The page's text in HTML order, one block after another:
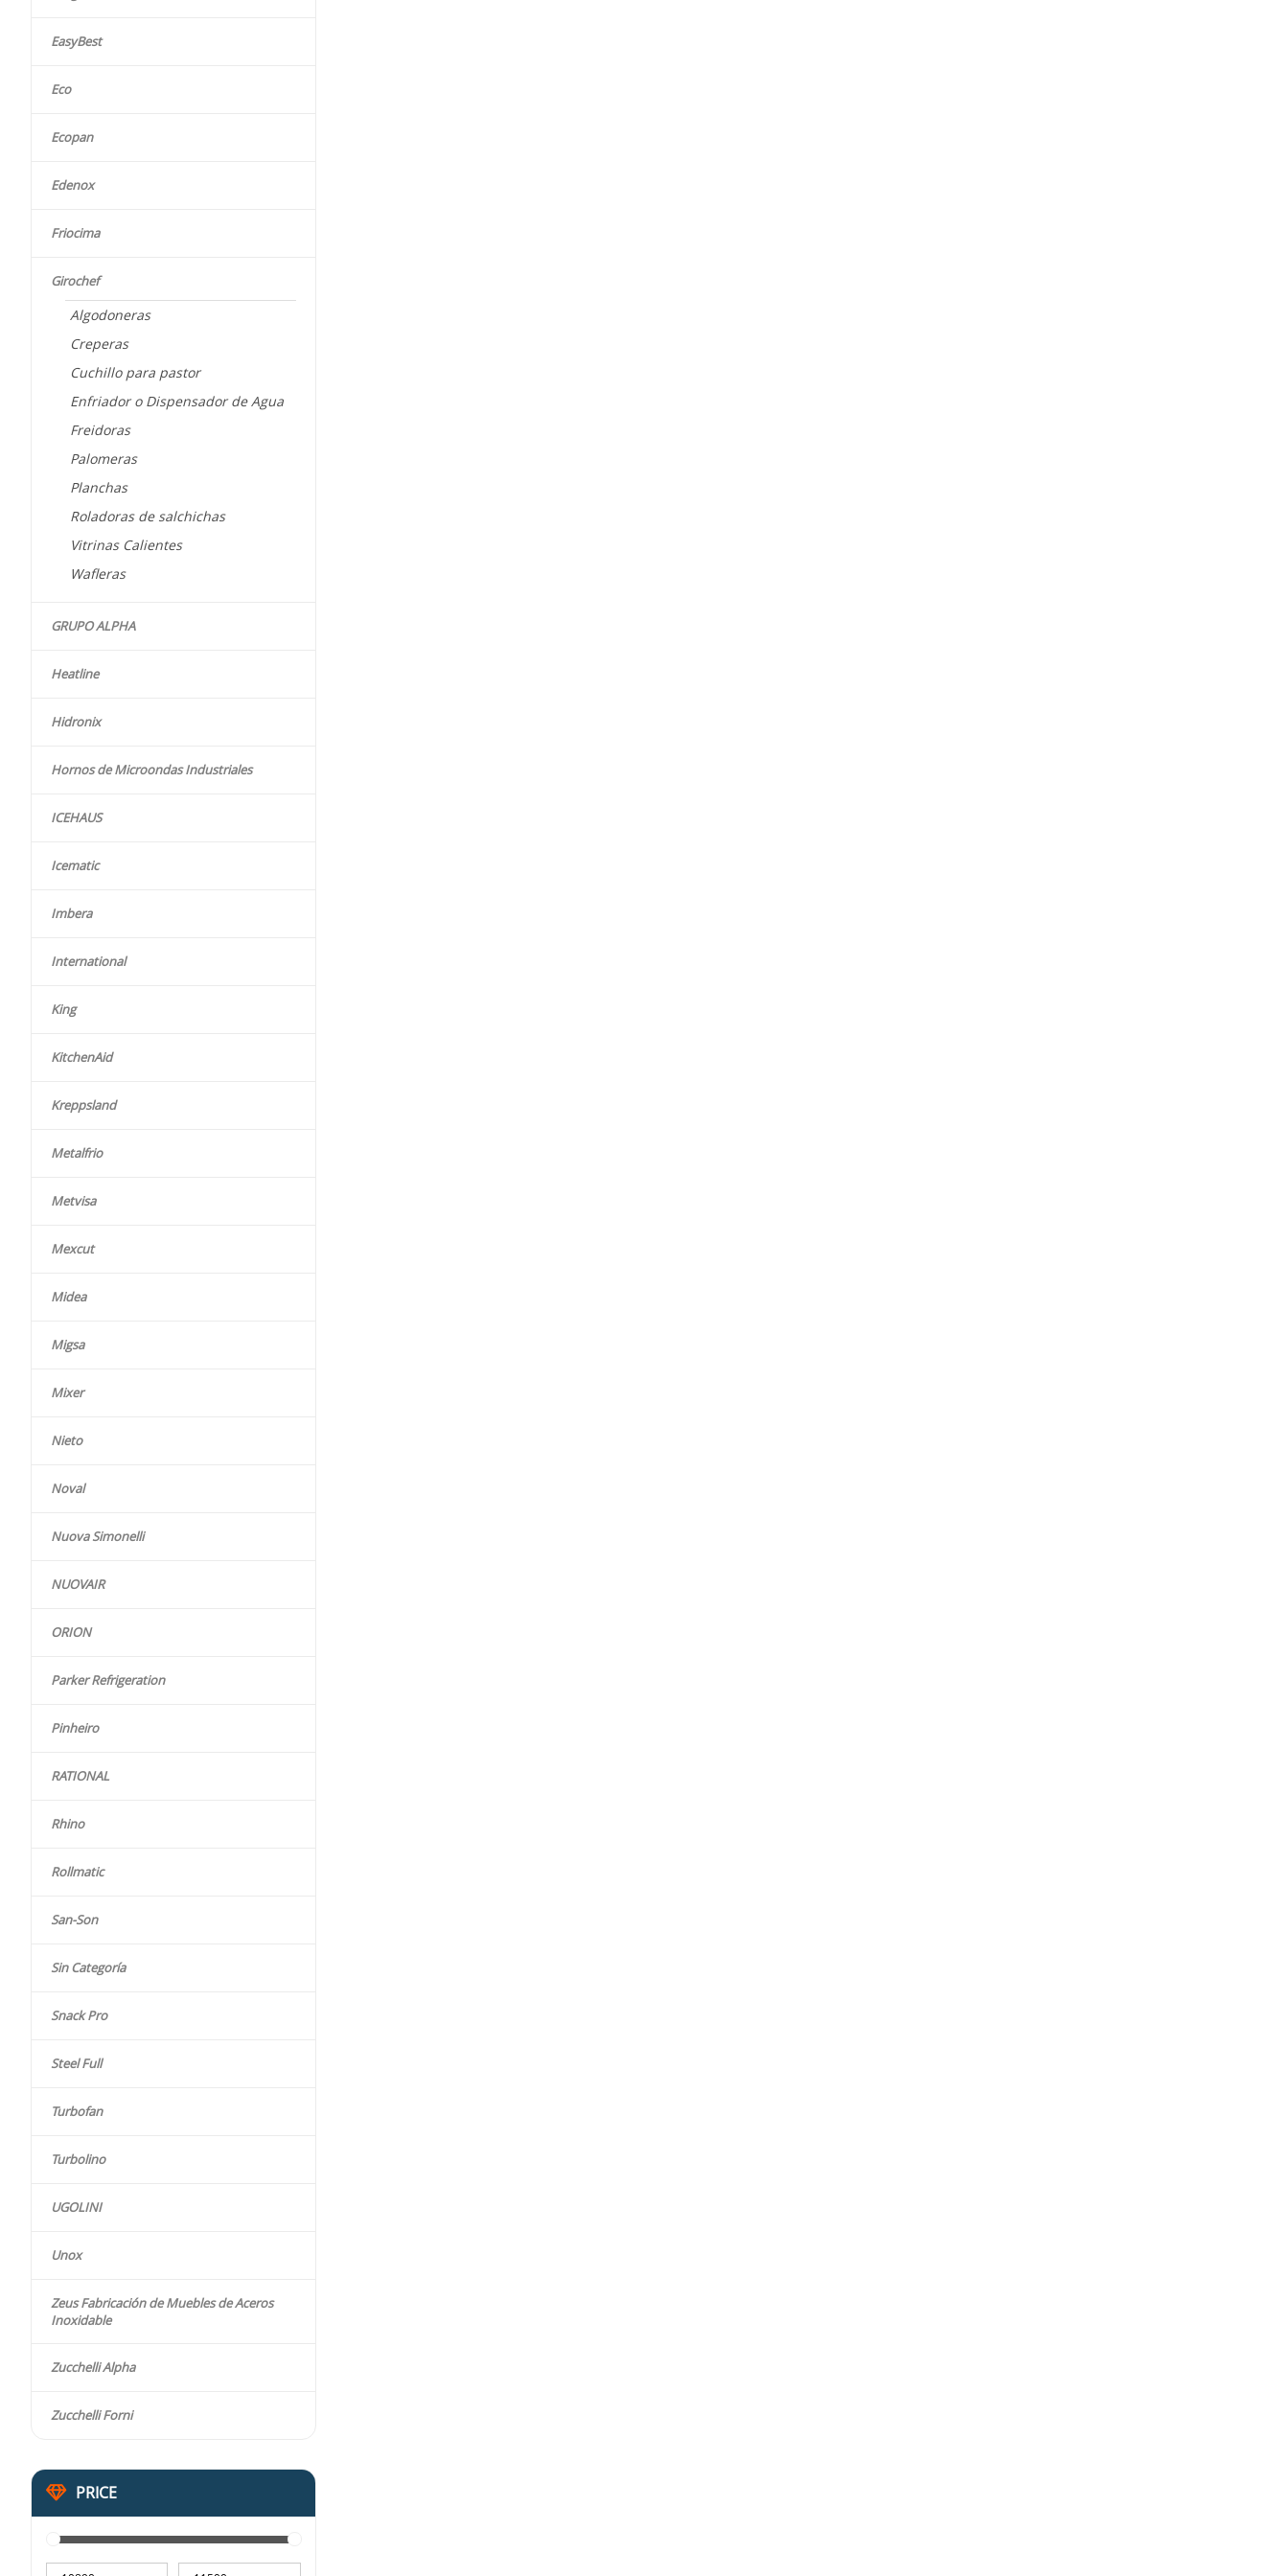
EasyBest
Eco
Ecopan
Edenox
Friocima
Girochef
Algodoneras
Creperas
Cuchillo para pastor
Enfriador o Dispensador de Agua
Freidoras
Palomeras
Planchas
Roladoras de salchichas
Vitrinas Calientes
Wafleras
GRUPO ALPHA
Heatline
Hidronix
Hornos de Microondas Industriales
ICEHAUS
Icematic
Imbera
International
King
KitchenAid
Kreppsland
Metalfrio
Metvisa
Mexcut
Midea
Migsa
Mixer
Nieto
Noval
Nuova Simonelli
NUOVAIR
ORION
Parker Refrigeration
Pinheiro
RATIONAL
Rhino
Rollmatic
San-Son
Sin Categoría
Snack Pro
Steel Full
Turbofan
Turbolino
UGOLINI
Unox
Zeus Fabricación de Muebles de Aceros
Inoxidable
Zucchelli Alpha
Zucchelli Forni
PRICE